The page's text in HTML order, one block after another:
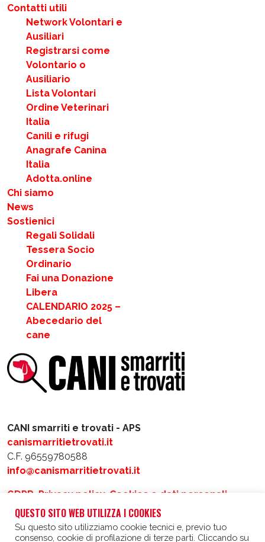
CANI smarriti e trovati - APS
canismarritietrovati.it
C.F. 96559780588
info@canismarritietrovati.it
GDPR, Privacy policy, Cookies e dati personali
Realizzato daIntergrafe Matacotti Design
Contatti utili
Network Volontari e
Ausiliari
Registrarsi come
Volontario o
Ausiliario
Lista Volontari
Ordine Veterinari
Italia
Canili e rifugi
Anagrafe Canina
Italia
Adotta.online
Chi siamo
News
Sostienici
Regali Solidali
Tessera Socio
Ordinario
Fai una Donazione
Libera
CALENDARIO 2025 –
Abecedario del
cane
QUESTO SITO WEB UTILIZZA I COOKIES
Su questo sito utilizziamo cookie tecnici e, previo tuo
consenso, cookie di profilazione di terze parti. Cliccando su